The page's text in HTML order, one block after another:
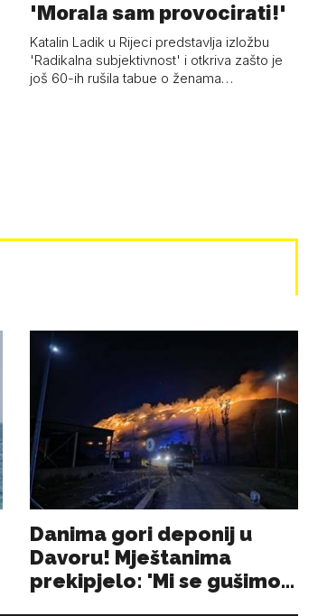
'Morala sam provocirati!'
Katalin Ladik u Rijeci predstavlja izložbu
'Radikalna subjektivnost' i otkriva zašto je
još 60-ih rušila tabue o ženama…